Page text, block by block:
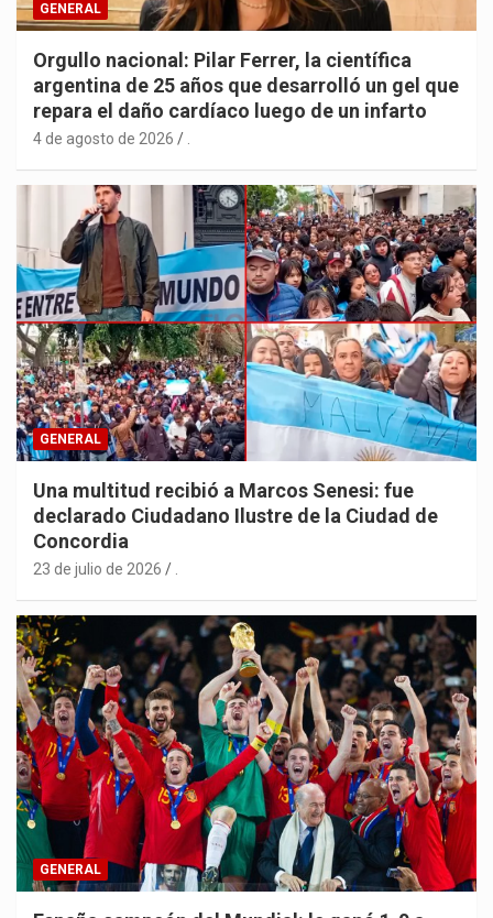
GENERAL
Orgullo nacional: Pilar Ferrer, la científica
argentina de 25 años que desarrolló un gel que
repara el daño cardíaco luego de un infarto
4 de agosto de 2026
GENERAL
Una multitud recibió a Marcos Senesi: fue
declarado Ciudadano Ilustre de la Ciudad de
Concordia
23 de julio de 2026
GENERAL